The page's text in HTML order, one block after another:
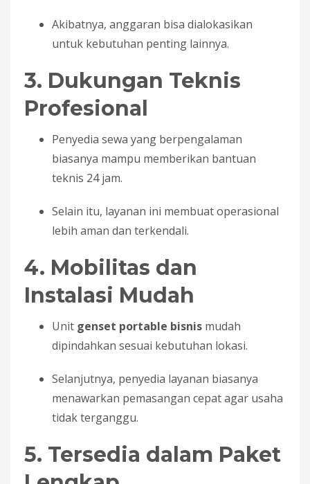
Akibatnya, anggaran bisa dialokasikan
untuk kebutuhan penting lainnya.
3. Dukungan Teknis
Profesional
Penyedia sewa yang berpengalaman
biasanya mampu memberikan bantuan
teknis 24 jam.
Selain itu, layanan ini membuat operasional
lebih aman dan terkendali.
4. Mobilitas dan
Instalasi Mudah
Unit genset portable bisnis mudah
dipindahkan sesuai kebutuhan lokasi.
Selanjutnya, penyedia layanan biasanya
menawarkan pemasangan cepat agar usaha
tidak terganggu.
5. Tersedia dalam Paket